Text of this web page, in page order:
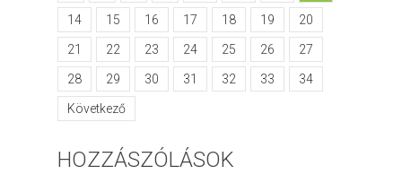
14 15 16 17 18 19 20
21 22 23 24 25 26 27
28 29 30 31 32 33 34
Következő
HOZZÁSZÓLÁSOK